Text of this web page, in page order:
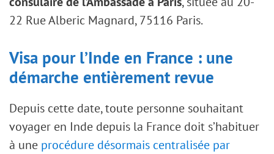
22 Rue Alberic Magnard, 75116 Paris.
Visa pour l’Inde en France : une
démarche entièrement revue
Depuis cette date, toute personne souhaitant
voyager en Inde depuis la France doit s’habituer
à une procédure désormais centralisée par